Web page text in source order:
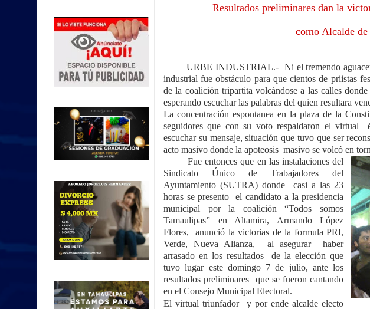
Resultados preliminares dan la
como Alcalde
URBE INDUSTRIAL.- Ni el tremendo aguacero
industrial fue obstáculo para que cientos de priistas
de la coalición tripartita volcándose a las calles
esperando escuchar las palabras del quien resultara
La concentración espontanea en la plaza de la
seguidores que con su voto respaldaron el virtual
escuchar su mensaje, situación que tuvo que ser
acto masivo donde la apoteosis masivo se volcó en
Fue entonces que en las instalaciones del
Sindicato Único de Trabajadores del
Ayuntamiento (SUTRA) donde casi a las 23
horas se presento el candidato a la presidencia
municipal por la coalición “Todos somos
Tamaulipas” en Altamira, Armando López
Flores, anunció la victorias de la formula PRI,
Verde, Nueva Alianza, al asegurar haber
arrasado en los resultados de la elección que
tuvo lugar este domingo 7 de julio, ante los
resultados preliminares que se fueron cantando
en el Consejo Municipal Electoral.
El virtual triunfador y por ende alcalde electo